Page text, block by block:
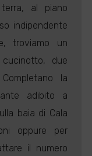
al piano
indipendente
troviamo un
due
la
adibito a
baia di Cala
oppure per
il numero